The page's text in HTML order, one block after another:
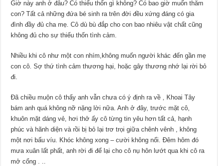
Giờ này anh ở đâu? Có thiếu thốn gì không? Có bao giờ muốn thăm
con? Tất cả những đứa bé sinh ra trên đời đều xứng đáng có gia
đình đầy đủ cha mẹ. Cô dù bù đắp cho con bao nhiêu vật chất cũng
không đủ cho sự thiếu thốn tình cảm.
Nhiều khi cô như một con nhím,không muốn người khác đến gần mẹ
con cô. Sợ thứ tình cảm thương hại, hoặc gây thương nhớ lại rời bỏ
đi.
Đã chiều muộn cô thấy anh vẫn chưa có ý định ra về , Khoai Tây
bám anh quá không nỡ nặng lời nữa. Anh ở đây, trước mặt cô,
khuôn mặt dáng vẻ, hơi thở ấy cô từng tin yêu hơn tất cả, hạnh
phúc và hãnh diện và rồi bị bỏ lại trơ trọi giữa chênh vênh , không
một nơi bấu víu. Khóc không xong – cười không nổi. Đêm hôm đó
mưa xuân lất phất, anh rời đi để lại cho cô nụ hôn lướt qua khi cô ra
mở cổng . ..